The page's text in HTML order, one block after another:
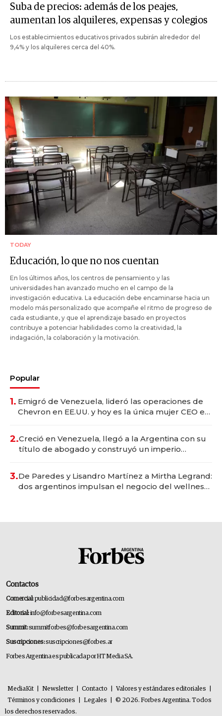
Suba de precios: además de los peajes,
aumentan los alquileres, expensas y colegios
Los establecimientos educativos privados subirán alrededor del
9,4% y los alquileres cerca del 40%.
TODAY
Educación, lo que no nos cuentan
En los últimos años, los centros de pensamiento y las
universidades han avanzado mucho en el campo de la
investigación educativa. La educación debe encaminarse hacia un
modelo más personalizado que acompañe el ritmo de progreso de
cada estudiante, y que el aprendizaje basado en proyectos
contribuye a potenciar habilidades como la creatividad, la
indagación, la colaboración y la motivación.
Popular
1. Emigró de Venezuela, lideró las operaciones de
Chevron en EE.UU. y hoy es la única mujer CEO en
2.Creció en Venezuela, llegó a la Argentina con su
título de abogado y construyó un imperio
3.De Paredes y Lisandro Martínez a Mirtha Legrand:
dos argentinos impulsan el negocio del wellness
Contactos
Comercial:publicidad@forbesargentina.com
Editorial:info@forbesargentina.com
Summit:summitforbes@forbesargentina.com
Suscripciones:suscripciones@forbes.ar
Forbes Argentina es publicada por HT Media SA.
MediaKit Newsletter Contacto Valores y estándares editoriales
Términos y condiciones
Legales
© 2026. Forbes Argentina. Todos
los derechos reservados.